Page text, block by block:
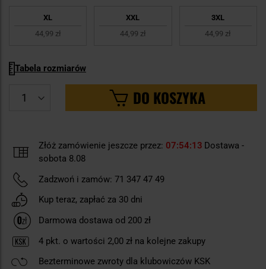
XL
44,99 zł
XXL
44,99 zł
3XL
44,99 zł
Tabela rozmiarów
DO KOSZYKA
Złóż zamówienie jeszcze przez: 07 54 12 Dostawa -
sobota 8.08
Zadzwoń i zamów: 71 347 47 49
Kup teraz, zapłać za 30 dni
Darmowa dostawa od 200 zł
4 pkt. o wartości 2,00 zł na kolejne zakupy
Bezterminowe zwroty dla klubowiczów KSK